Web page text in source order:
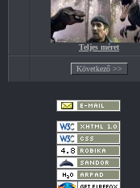
Teljes méret